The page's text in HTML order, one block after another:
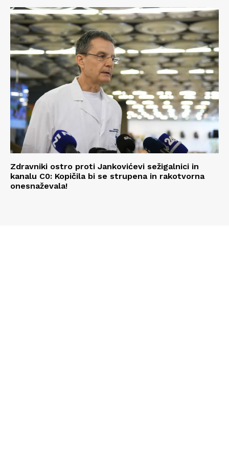
Zdravniki ostro proti Jankovićevi sežigalnici in
kanalu C0: Kopičila bi se strupena in rakotvorna
onesnaževala!